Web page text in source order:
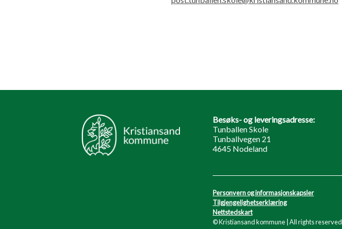
Besøks- og leveringsadresse:
Tunballen Skole
Tunballvegen 21
4645 Nodeland
Personvern og informasjonskapsler
Tilgjengelighetserklæring
Nettstedskart
© Kristiansand kommune | All rights reserved